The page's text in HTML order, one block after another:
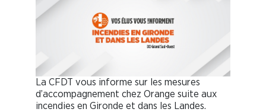
La CFDT vous informe sur les mesures
d’accompagnement chez Orange suite aux
incendies en Gironde et dans les Landes.